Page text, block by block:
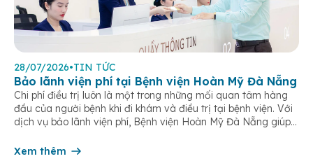
28/07/2026•TIN TỨC
Bảo lãnh viện phí tại Bệnh viện Hoàn Mỹ Đà Nẵng
Chi phí điều trị luôn là một trong những mối quan tâm hàng
đầu của người bệnh khi đi khám và điều trị tại bệnh viện. Với
dịch vụ bảo lãnh viện phí, Bệnh viện Hoàn Mỹ Đà Nẵng giúp
tục thanh toán […]
Xem thêm